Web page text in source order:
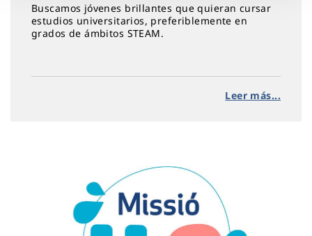
Buscamos jóvenes brillantes que quieran cursar
estudios universitarios, preferiblemente en
grados de ámbitos STEAM.
Leer más...